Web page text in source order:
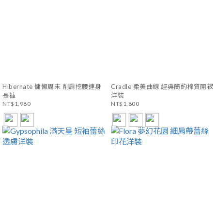
Hibernate 慵懶周末 削肩挖腰連身
長褲
NT$1,980
Cradle 柔美曲線 經典簡約棉質開衩
洋裝
NT$1,800